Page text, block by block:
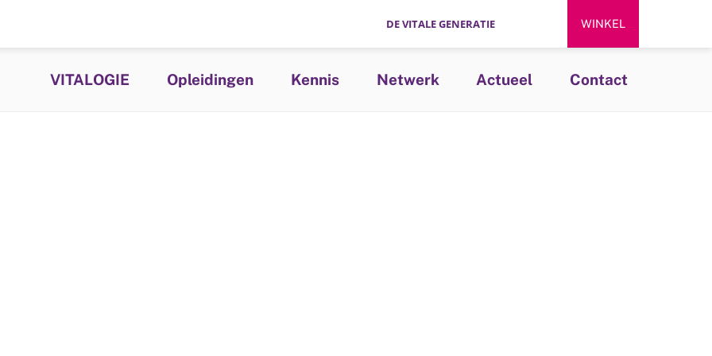
DE VITALE GENERATIE WINKEL
VITALOGIE Opleidingen Kennis Netwerk Actueel Contact